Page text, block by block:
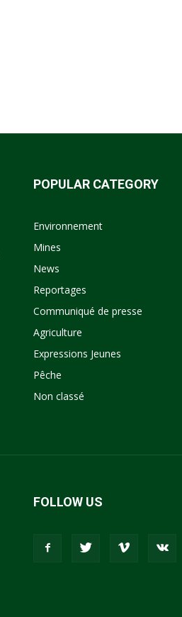
POPULAR CATEGORY
Environnement
Mines
News
Reportages
Communiqué de presse
Agriculture
Expressions Jeunes
Pêche
Non classé
FOLLOW US